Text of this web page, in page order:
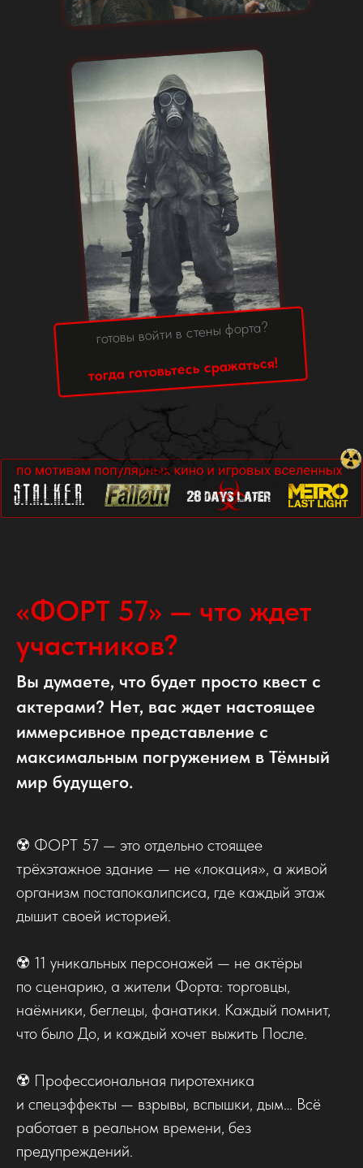
готовы войти в стены форта?
тогда готовьтесь сражаться!
«ФОРТ 57» — что ждет
участников?
Вы думаете, что будет просто квест с
актерами? Нет, вас ждет настоящее
иммерсивное представление с
максимальным погружением в Тёмный
мир будущего.
☢️ ФОРТ 57 — это отдельно стоящее
трёхэтажное здание — не «локация», а живой
организм постапокалипсиса, где каждый этаж
дышит своей историей.
☢️ 11 уникальных персонажей — не актёры
по сценарию, а жители Форта: торговцы,
наёмники, беглецы, фанатики. Каждый помнит,
что было До, и каждый хочет выжить После.
☢️ Профессиональная пиротехника
и спецэффекты — взрывы, вспышки, дым… Всё
работает в реальном времени, без
предупреждений.